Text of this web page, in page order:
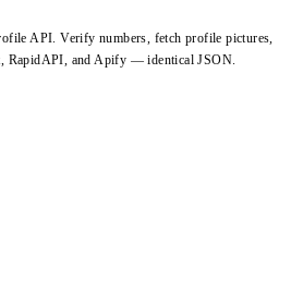
API. Verify numbers, fetch profile pictures,
RapidAPI, and Apify — identical JSON.